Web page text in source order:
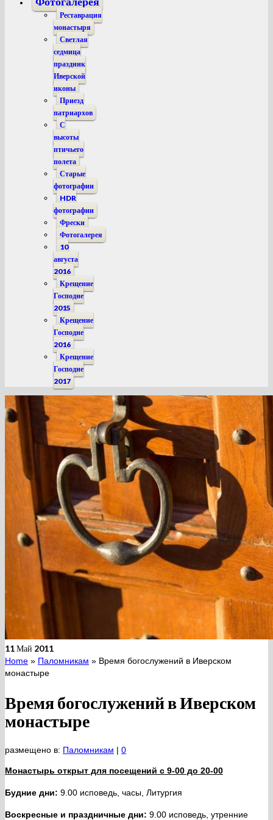
Реставрация
монастыря
Светлая
седмица
праздник
Иверской
иконы
Приезд
патриархов
С
высоты
птичьего
полета
Старые
фотографии
HDR
фотографии
Фрески
Фотогалерея
10
августа
2016
Крещение
Господне
2015
Крещение
Господне
2016
Крещение
Господне
2017
11Май 2011
Home » Паломникам » Время богослужений в Иверском
монастыре
Время богослужений в Иверском
монастыре
размещено в: Паломникам | 0
Монастырь открыт для посещений с 9-00 до 20-00
Будние дни: 9.00 исповедь, часы, Литургия
Воскресные и праздничные дни: 9.00 исповедь, утренние